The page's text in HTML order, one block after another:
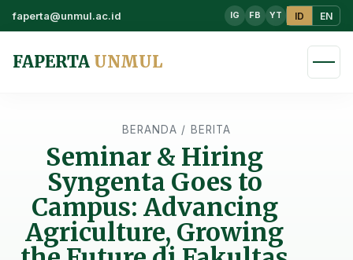
faperta@unmul.ac.id IG FB YT ID EN
FAPERTA UNMUL
BERANDA / BERITA
Seminar & Hiring
Syngenta Goes to
Campus: Advancing
Agriculture, Growing